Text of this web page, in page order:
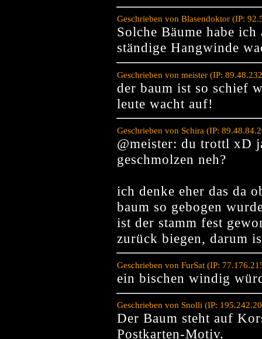
Geschrieben von Blasendoktor (IP:
Solche Bäume habe
ständige Hangwinde
Geschrieben von meister (IP:
der baum ist so
leute wacht auf!
Geschrieben von Schira (IP:
@meister: du trottl xD
geschmolzen neh?
ich denke eher das da
baum so gebogen
ist der stamm fest
zurück biegen, darum
Geschrieben von FurSat (IP:
ein bischen windig
Geschrieben von Snolli (IP:
Der Baum steht auf
Postkarten-Motiv.